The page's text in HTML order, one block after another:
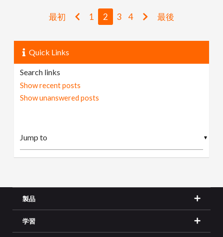
最初 1 2 3 4 最後
Quick Links
Search links
Show recent posts
Show unanswered posts
▼
製品
学習